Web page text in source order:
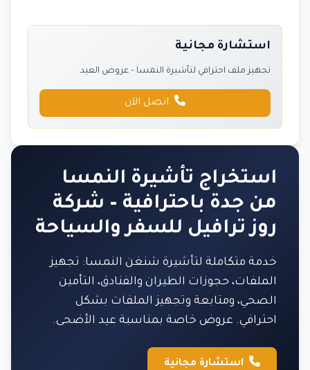
استشارة مجانية
تجهيز ملف احترافي لتأشيرة النمسا – عروض العيد
اتصل الآن
استخراج تأشيرة النمسا
من جدة باحترافية – شركة
روز ترافيل للسفر والسياحة
خدمة متكاملة لتأشيرة شنغن النمسا: تجهيز
الملفات، حجوزات الطيران والفنادق، التأمين
الصحي، ومتابعة وتجهيز الملفات بشكل
احترافي. عروض خاصة بمناسبة عيد الأضحى.
استشارة مجانية